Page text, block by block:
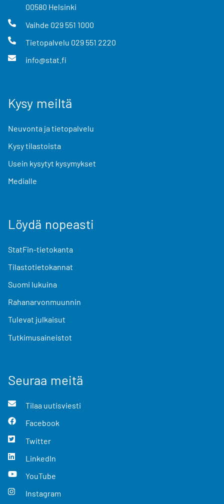
00580 Helsinki
Vaihde 029 551 1000
Tietopalvelu 029 551 2220
info@stat.fi
Kysy meiltä
Neuvonta ja tietopalvelu
Kysy tilastoista
Usein kysytyt kysymykset
Medialle
Löydä nopeasti
StatFin-tietokanta
Tilastotietokannat
Suomi lukuina
Rahanarvonmuunnin
Tulevat julkaisut
Tutkimusaineistot
Seuraa meitä
Tilaa uutisviesti
Facebook
Twitter
LinkedIn
YouTube
Instagram